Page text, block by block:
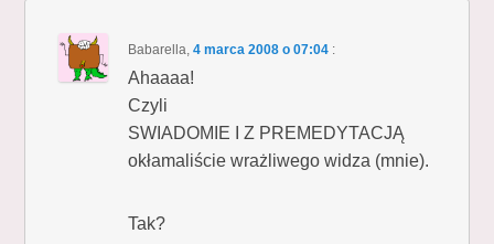
Babarella,4 marca 2008 o 07:04 :
Ahaaaa!
Czyli
SWIADOMIE I Z PREMEDYTACJĄ
okłamaliście wrażliwego widza (mnie).
Tak?